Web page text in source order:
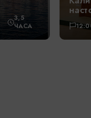
3,5
ЧАСА